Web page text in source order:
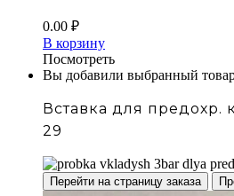
0.00 ₽
В корзину
Посмотреть
Вы добавили выбранный товар
Вставка для предохр.
29
Перейти на страницу заказа